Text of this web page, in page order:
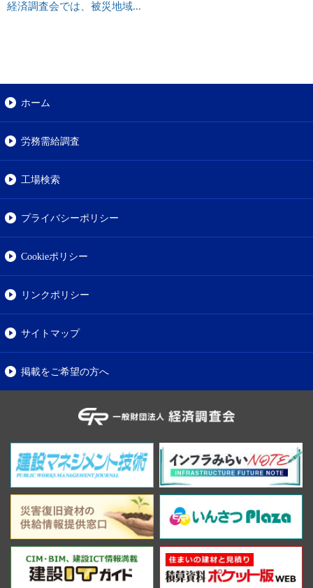
経済調査会では、被災地域...
ホーム
労務需給調査
工場検索
プライバシーポリシー
Cookieポリシー
リンクポリシー
サイトマップ
掲載をご希望の方へ